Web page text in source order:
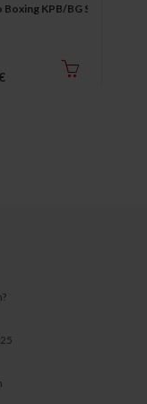
Boxing KPB/BG Star